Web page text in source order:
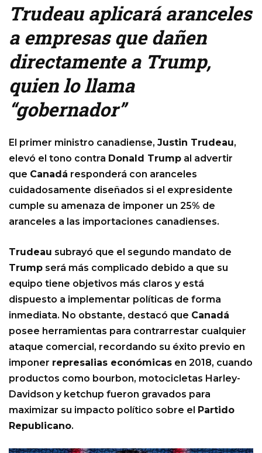
Trudeau aplicará aranceles
a empresas que dañen
directamente a Trump,
quien lo llama
“gobernador”
El primer ministro canadiense, Justin Trudeau,
elevó el tono contra Donald Trump al advertir
que Canadá responderá con aranceles
cuidadosamente diseñados si el expresidente
cumple su amenaza de imponer un 25% de
aranceles a las importaciones canadienses.
Trudeau subrayó que el segundo mandato de
Trump será más complicado debido a que su
equipo tiene objetivos más claros y está
dispuesto a implementar políticas de forma
inmediata. No obstante, destacó que Canadá
posee herramientas para contrarrestar cualquier
ataque comercial, recordando su éxito previo en
imponer represalias económicas en 2018, cuando
productos como bourbon, motocicletas Harley-
Davidson y ketchup fueron gravados para
maximizar su impacto político sobre el Partido
Republicano.